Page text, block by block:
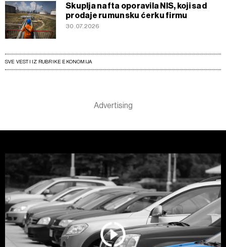
Skuplja nafta oporavila NIS, koji sad
prodaje rumunsku ćerku firmu
30.07.2026
SVE VESTI IZ RUBRIKE EKONOMIJA